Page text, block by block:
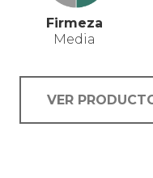
Firmeza
Media
VER